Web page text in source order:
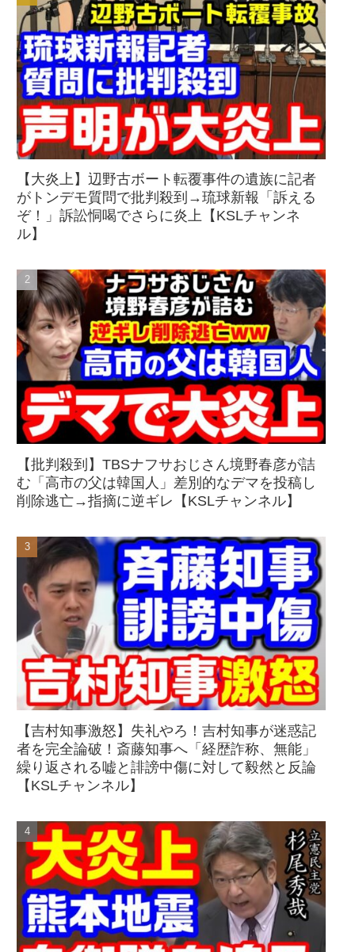
【大炎上】辺野古ボート転覆事件の遺族に記者
がトンデモ質問で批判殺到→琉球新報「訴える
ぞ！」訴訟恫喝でさらに炎上【KSLチャンネ
ル】
【批判殺到】TBSナフサおじさん境野春彦が詰
む「高市の父は韓国人」差別的なデマを投稿し
削除逃亡→指摘に逆ギレ【KSLチャンネル】
【吉村知事激怒】失礼やろ！吉村知事が迷惑記
者を完全論破！斎藤知事へ「経歴詐称、無能」
繰り返される嘘と誹謗中傷に対して毅然と反論
【KSLチャンネル】